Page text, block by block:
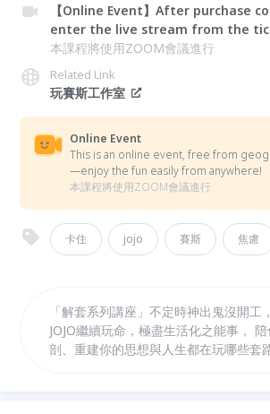
【Online Event】After purchase
enter the live stream from the
本課程將使用ZOOM會議進行
Related Link
玩賽斯工作室
Online Event
This is an online event, free from
—enjoy the fun easily from anywhere!
本課程將使用ZOOM會議進行
卡住 jojo 賽斯 焦慮
「解套系列講座」不定時神出鬼沒開工
JOJO繼續玩命，極盡生活化之能事，
剖、重建你的思想與人生都在玩哪些套